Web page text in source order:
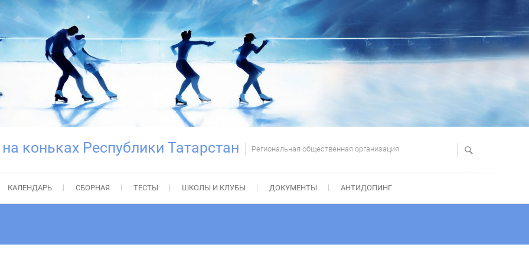
коньках Республики Татарстан Региональная общественная организация
КАЛЕНДАРЬ СБОРНАЯ ТЕСТЫ ШКОЛЫ И КЛУБЫ ДОКУМЕНТЫ АНТИДОПИНГ